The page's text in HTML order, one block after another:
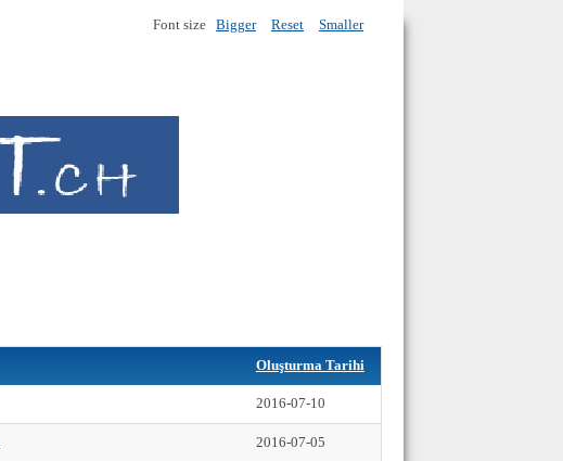
Font size Bigger Reset Smaller
Oluşturma Tarihi
2016-07-10
2016-07-05